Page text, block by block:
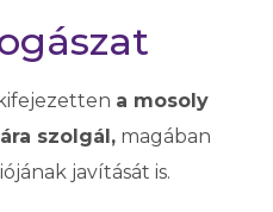
a mosoly
szolgál, magában
javítását is.